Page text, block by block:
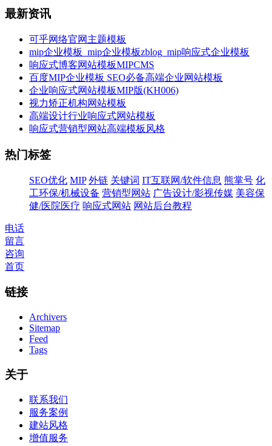
最新资讯
可乎网络官网主题模板
mip企业模板_mip企业模板zblog_mip响应式企业模板
响应式博客网站模板MIPCMS
百度MIP企业模板 SEO必备高端企业网站模板
企业响应式网站模板MIP版(KH006)
视力矫正机构网站模板
高端设计行业响应式网站模板
响应式营销型网站高端模板风格
热门标签
SEO优化 MIP 外链 关键词 IT互联网/软件信息 熊掌号 化
工环保/机械设备 营销型网站 广告设计/影视传媒 美容保
健/医院医疗 响应式网站 网站后台教程
电话
留言
咨询
首页
链接
Archivers
Sitemap
Feed
Tags
关于
联系我们
服务案例
建站风格
增值服务